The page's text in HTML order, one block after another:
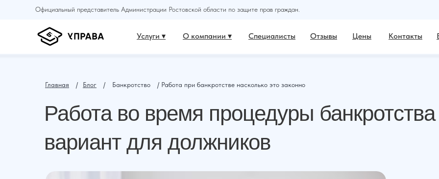
Услуги ▾ Отзывы
О компании ▾ Цены
Специалисты Контакты
Официальный представитель Администрации Ростовской области по защите прав граждан.
Работа во время процедуры
вариант для должников
Главная ⠀ /⠀ Блог ⠀ /⠀ Банкротство⠀ / Работа при банкротстве насколько это законно